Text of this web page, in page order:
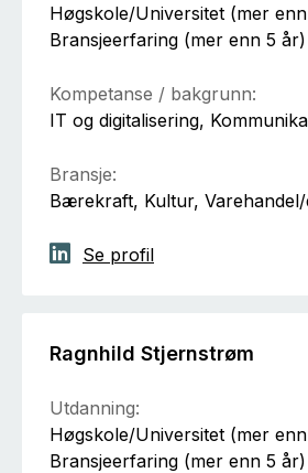
Høgskole/Universitet (mer
Bransjeerfaring (mer enn 5 år)
Kompetanse / bakgrunn:
IT og digitalisering,
Bransje:
Bærekraft, Kultur,
Se profil
Ragnhild Stjernstrøm
Utdanning:
Høgskole/Universitet (mer
Bransjeerfaring (mer enn 5 år)